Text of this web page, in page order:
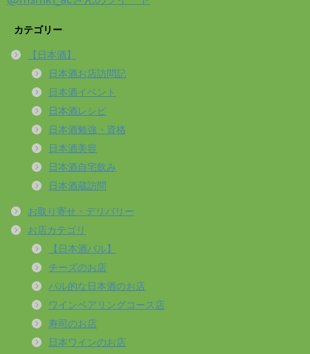
カテゴリー
【日本酒】
日本酒お店訪問記
日本酒イベント
日本酒レシピ
日本酒勉強・資格
日本酒美容
日本酒自宅飲み
日本酒蔵訪問
お取り寄せ・デリバリー
お店カテゴリ
【日本酒バル】
チーズのお店
バル的な日本酒のお店
ワインペアリングコース店
寿司のお店
日本ワインのお店